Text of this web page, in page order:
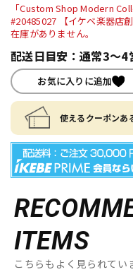
「Custom Shop Modern
#20485027 【イケベ楽器店
在庫がありません。
配送日目安：通常3～4
お気に入りに追加
使えるクーポン
ITEMS
こちらもよく見られてい